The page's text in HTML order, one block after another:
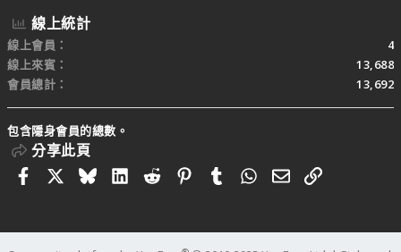
線上統計
線上會員
4
線上來賓
13,688
會員總計
13,692
包含隱身會員的總數。
分享此頁
FacebookBlueskyLinkedIn
RedditPinterestTumblrWhatsApp
電子郵件
連結